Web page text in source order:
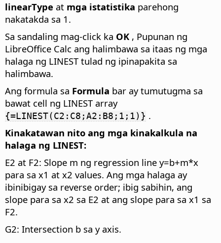
linearType at mga istatistika parehong
nakatakda sa 1.
Sa sandaling mag-click ka OK , Pupunan ng
LibreOffice Calc ang halimbawa sa itaas ng mga
halaga ng LINEST tulad ng ipinapakita sa
halimbawa.
Ang formula sa Formula bar ay tumutugma sa
bawat cell ng LINEST array
{=LINEST(C2:C8;A2:B8;1;1)} .
Kinakatawan nito ang mga kinakalkula na
halaga ng LINEST:
E2 at F2: Slope m ng regression line y=b+m*x
para sa x1 at x2 values. Ang mga halaga ay
ibinibigay sa reverse order; ibig sabihin, ang
slope para sa x2 sa E2 at ang slope para sa x1 sa
F2.
G2: Intersection b sa y axis.